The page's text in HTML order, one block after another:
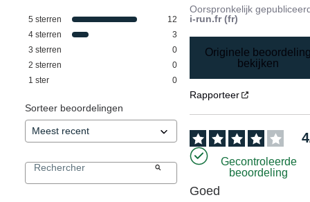
5 sterren
12
4 sterren
3
3 sterren
0
2 sterren
0
1 ster 0
Sorteer beoordelingen
Oorspronkelijk
i-run.fr (fr)
Originele
bekijken
Rapporteer
4
Gecontroleerde
beoordeling
Goed